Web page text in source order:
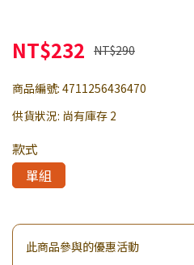
NT$232 NT$290
商品編號: 4711256436470
供貨狀況: 尚有庫存 2
款式
單組
此商品參與的優惠活動